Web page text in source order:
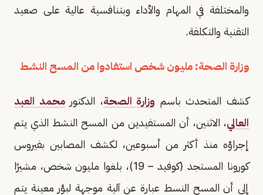
والمختلفة في المهام والأداء وبتنافسية عالية على صعيد
التقنية والتكلفة.
وزارة الصحة: مليون شخص استفادوا من المسح النشط
كشف المتحدث باسم وزارة الصحة، الدكتورمحمد العبد
العالي، الاثنين، أن المستفيدين من المسح النشط الذي يتم
إجراؤه منذ أكثر من أسبوعين، لكشف المصابين بفيروس
كورونا المستجد (كوفيد – 19)، بلغوا مليون شخص، مشيرًا
إلى أن المسح النسط عبارة عن آلية موجهة لبؤر معينة يتم